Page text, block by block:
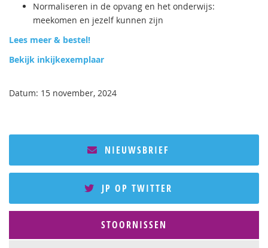
Normaliseren in de opvang en het onderwijs:
meekomen en jezelf kunnen zijn
Lees meer & bestel!
Bekijk inkijkexemplaar
Datum: 15 november, 2024
NIEUWSBRIEF
JP OP TWITTER
STOORNISSEN